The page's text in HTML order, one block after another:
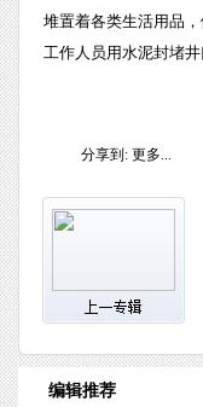
堆置着各类生活用品
工作人员用水泥封堵
分享到: 更多...
编辑推荐